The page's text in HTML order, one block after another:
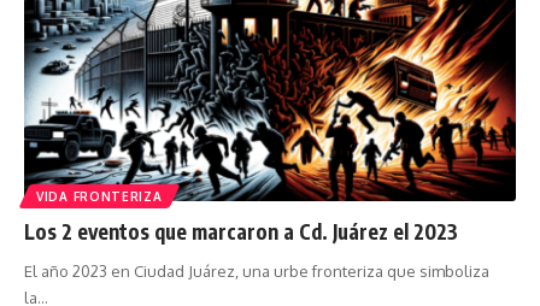
VIDA FRONTERIZA
Los 2 eventos que marcaron a Cd. Juárez el 2023
El año 2023 en Ciudad Juárez, una urbe fronteriza que simboliza
la…